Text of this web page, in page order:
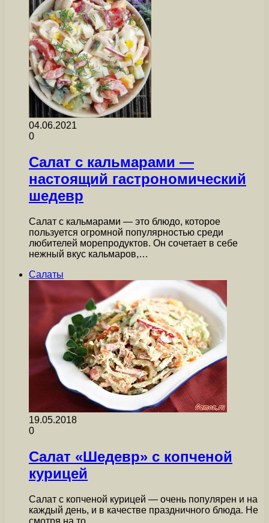
04.06.2021
0
Салат с кальмарами —
настоящий гастрономический
шедевр
Салат с кальмарами — это блюдо, которое
пользуется огромной популярностью среди
любителей морепродуктов. Он сочетает в себе
нежный вкус кальмаров,…
Салаты
19.05.2018
0
Салат «Шедевр» с копченой
курицей
Салат с копченой курицей — очень популярен и на
каждый день, и в качестве праздничного блюда. Не
смотря на то,…